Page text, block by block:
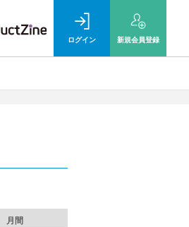
ログイン 新規会員登録
月間